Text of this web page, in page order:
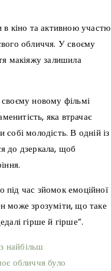
в кіно та активною участю
обличчя. У своєму
макіяжу залишила
новому фільмі
яка втрачає
молодість. В одній із
до дзеркала, щоб
час зйомок емоційної
може зрозуміти, що таке
гірше й гірше”.
найбільш
обличчя було